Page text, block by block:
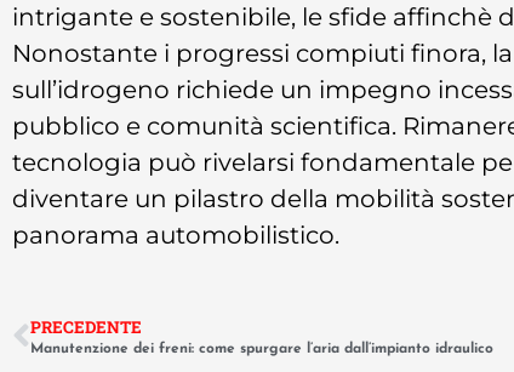
intrigante e sostenibile, le sfide affinchè
Nonostante i progressi compiuti finora,
sull’idrogeno richiede un impegno
pubblico e comunità scientifica.
tecnologia può rivelarsi fondamentale
diventare un pilastro della mobilità
panorama automobilistico.
PRECEDENTE
Manutenzione dei freni: come spurgare l’aria dall’impianto idraulico